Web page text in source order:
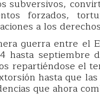
subversivos,
forzados,
a los
guerra entre el
septiembre
repartiéndose el
hasta que
que ahora